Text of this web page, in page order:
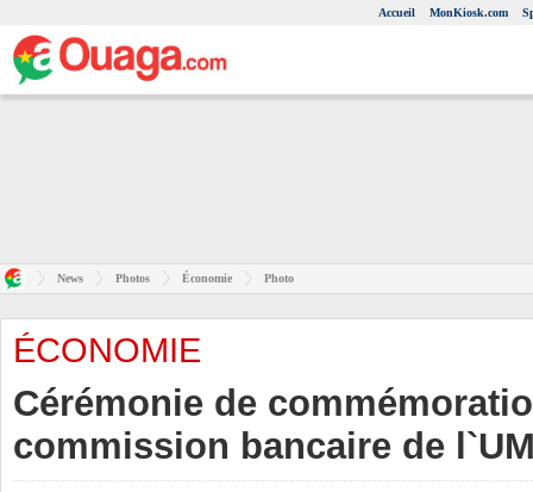
Accueil MonKiosk.com
News Photos Économie Photo
ÉCONOMIE
Cérémonie de
commission bancaire de